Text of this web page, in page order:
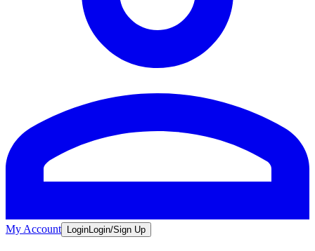
My Account Login Login/Sign Up